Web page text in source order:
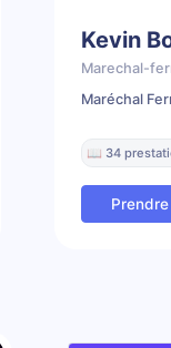
Kevin
Marechal-
Maréchal
📖 34